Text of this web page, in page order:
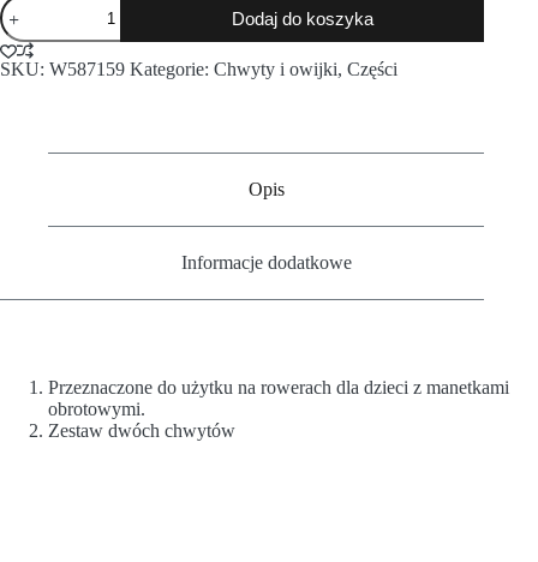
Dodaj do koszyka
SKU: W587159 Kategorie: Chwyty i owijki, Części
Opis
Informacje dodatkowe
Przeznaczone do użytku na rowerach dla dzieci z manetkami
obrotowymi.
Zestaw dwóch chwytów